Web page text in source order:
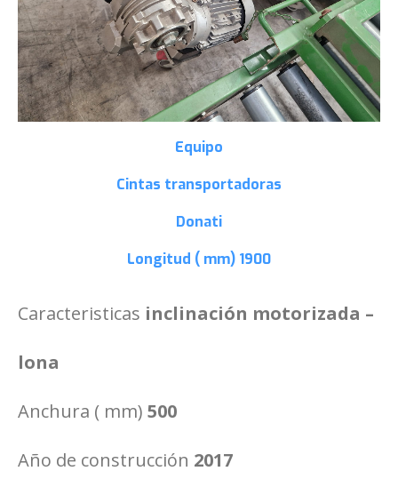
Equipo
Cintas transportadoras
Donati
Longitud ( mm) 1900
Caracteristicas inclinación motorizada –
lona
Anchura ( mm) 500
Año de construcción 2017